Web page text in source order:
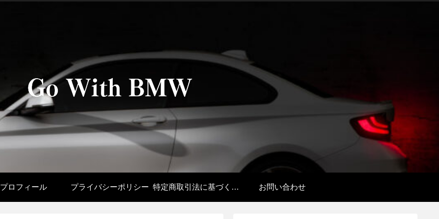
プロフィール プライバシーポリシー 特定商取引法に基づく表記 お問い合わせ